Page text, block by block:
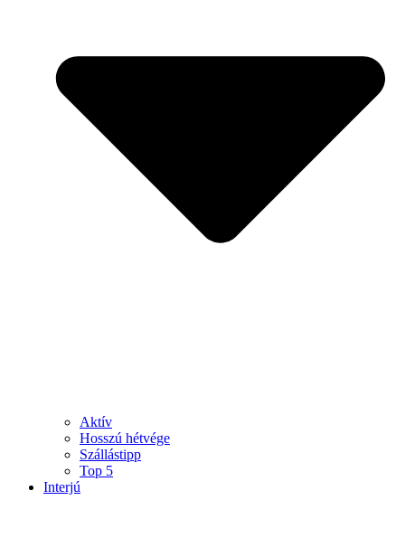
Aktív
Hosszú hétvége
Szállástipp
Top 5
Interjú